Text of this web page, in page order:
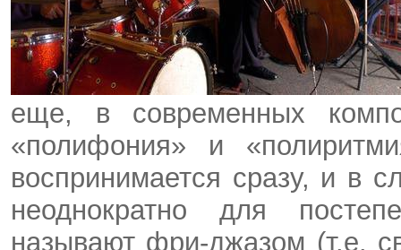
еще, в современных
«полифония» и
воспринимается сразу, и в
неоднократно для
называют фри-джазом (т.е.